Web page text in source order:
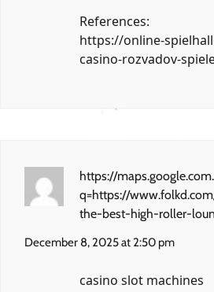
References:
https://online-
casino-rozvadov-
https://
q=https://
the-best-high-roller-
December 8, 2025 at 2:50 pm
casino slot machines